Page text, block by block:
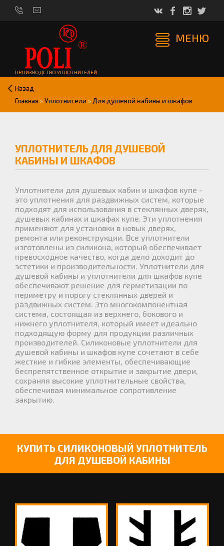
ПРОИЗВОДСТВО УПЛОТНИТЕЛЕЙ
МЕНЮ
Назад
Главная »Уплотнители » Для душевой кабины и шкафов
УПЛОТНИТЕЛЬ ДЛЯ ДУШЕВОЙ
КАБИНЫ И ШКАФОВ
Уплотнители для душевых кабин и шкафов купе -
это уплотнения для раздвижных систем, которые
подходят для использования в стеклянных дверях,
душевых кабинах и шкафах купе. Эти уплотнения
применяют для установки в новых дверях,
ремонта или реконструкции. Все уплотнители
изготовлены из силикона, который обеспечивает
превосходное качество, когда дело доходит до
эстетики и производительности. Уплотнители для
душевой кабины и уплотнители для шкафов купе
обеспечивают решение для герметизации по
периметру и порогу стеклянных дверей и
раздвижных систем. Это многокомпонентная
система, состоящая из верхнего, бокового и
нижнего уплотнителя, который имеет идеально
подходящую форму для продукции различных
производителей. Силиконовые уплотнители для
душевой кабины и шкафов купе сочетают в себе
жесткие и гибкие элементы, обеспечивающие
беспрепятственное открытие и закрытие двери,
сохраняя высокие уплотнительные свойства,
обеспечивая минимальное сопротивление
закрытию.
КУПИТЬ СИЛИКОНОВЫЙ УПЛОТНИТЕЛЬ
ДЛЯ ДУШЕВОЙ КАБИНЫ